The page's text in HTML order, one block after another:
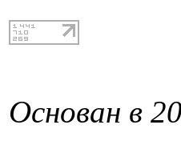
Основан в